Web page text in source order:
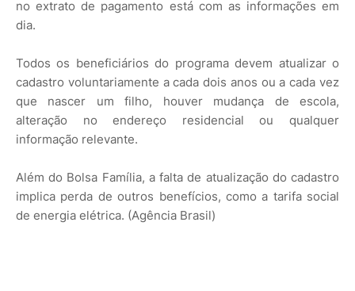
no extrato de pagamento está com as informações em
dia.
Todos os beneficiários do programa devem atualizar o
cadastro voluntariamente a cada dois anos ou a cada vez
que nascer um filho, houver mudança de escola,
alteração no endereço residencial ou qualquer
informação relevante.
Além do Bolsa Família, a falta de atualização do cadastro
implica perda de outros benefícios, como a tarifa social
de energia elétrica. (Agência Brasil)